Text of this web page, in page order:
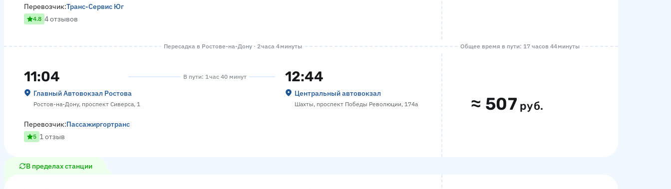
Перевозчик:Транс-Сервис Юг
4.8 4 отзывов
Пересадка в Ростове-на-Дону · 2 часа 4 минуты Общее время в пути: 17 часов 44 минуты
11:04
Главный Автовокзал Ростова
Ростов-на-Дону, проспект Сиверса, 1
В пути: 1 час 40 минут 12:44
Центральный автовокзал
Шахты, проспект Победы Революции, 174а ≈ 507 руб.
Перевозчик:Пассажиргортранс
5 1 отзыв
В пределах станции